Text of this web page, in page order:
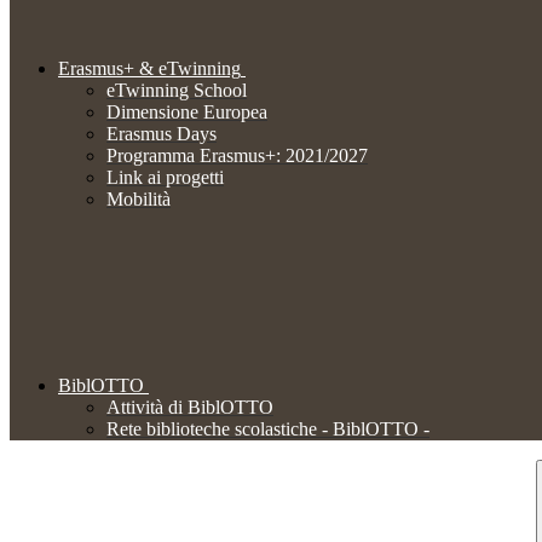
Erasmus+ & eTwinning
eTwinning School
Dimensione Europea
Erasmus Days
Programma Erasmus+: 2021/2027
Link ai progetti
Mobilità
BiblOTTO
Attività di BiblOTTO
Rete biblioteche scolastiche - BiblOTTO -